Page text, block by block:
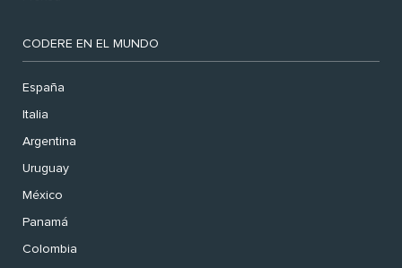
CODERE EN EL MUNDO
España
Italia
Argentina
Uruguay
México
Panamá
Colombia